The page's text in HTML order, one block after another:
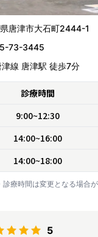
唐津市大石町2444-1
73-3445
線 唐津駅 徒歩7分
診療時間
9:00~12:30
14:00~16:00
14:00~18:00
診療時間は変更となる場合
5